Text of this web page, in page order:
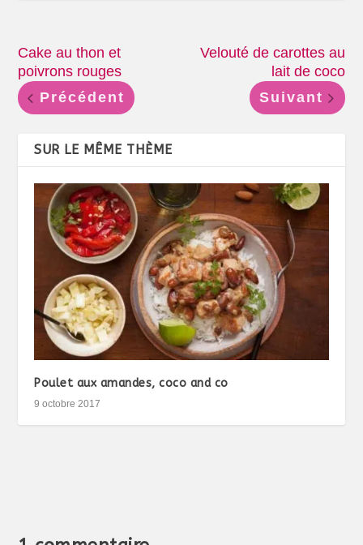
Cake au thon et
poivrons rouges
Précédent
Velouté de carottes au
lait de coco
Suivant
SUR LE MÊME THÈME
Poulet aux amandes, coco and co
9 octobre 2017